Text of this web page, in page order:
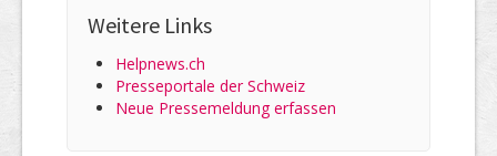
Weitere Links
Helpnews.ch
Presseportale der Schweiz
Neue Pressemeldung erfassen